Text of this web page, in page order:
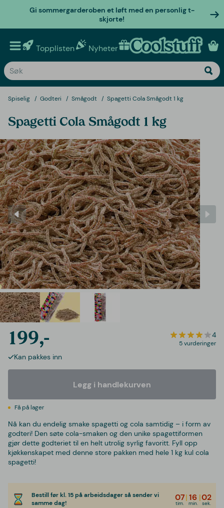
Gi sommergarderoben et løft med en personlig t-
skjorte!
Topplisten Nyheter Personlige gaver
Spiselig Godteri Smågodt Spagetti Cola Smågodt 1 kg
Spagetti Cola Smågodt 1 kg
199,- 4
5 vurderinger
Kan pakkes inn
Legg i handlekurven
Få på lager
Nå kan du endelig smake spagetti og cola samtidig – i form av
godteri! Den søte cola-smaken og den unike spagettiformen
gjør dette godteriet til en helt utrolig syrlig favoritt. Fyll opp
kjøkkenskapet med denne store pakken med hele 1 kg kul cola
spagetti!
Bestill før kl. 15 på arbeidsdager så sender vi
samme dag!
07
tim.
| 16
min.
|02
sek.